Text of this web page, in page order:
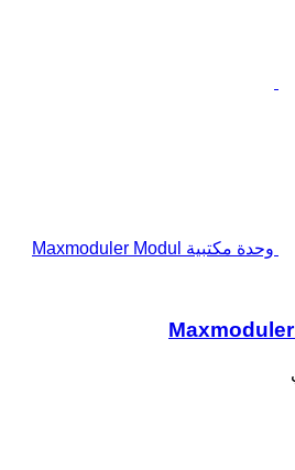
وحدة مكتبية Maxmoduler Modul